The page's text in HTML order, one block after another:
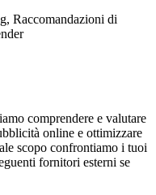
Raccomandazioni di
comprendere e valutare
online e ottimizzare
scopo confrontiamo i tuoi
fornitori esterni se